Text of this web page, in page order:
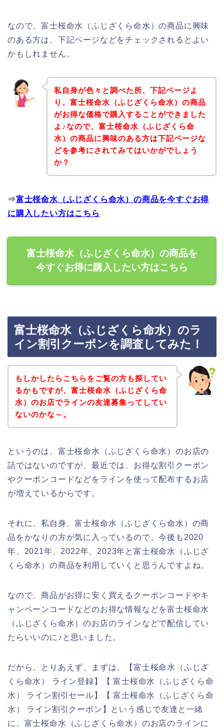
なので、富士桜命水（ふじざくら命水）の商品に興味
のある方は、下記ページなどをチェックされるとよい
かもしれません。
私自身が色々と調べた所、下記ページよ
り、富士桜命水（ふじざくら命水）の商品
がお得な価格で購入することができました
よ♪なので、富士桜命水（ふじざくら命
水）の商品に興味のある方は下記ページな
どを参考にされてみてはいかがでしょう
か？
⇒富士桜命水（ふじざくら命水）の商品を今すぐお得
に購入したい方はこちら
富士桜命水（ふじざくら命水）の商品を
今すぐお得に購入したい方はこちら
富士桜命水（ふじざくら命水）のラ
イン割引クーポンを調査してみた！
もしかしたらこちらをご覧の方も探してい
るかもですが、富士桜命水（ふじざくら命
水）のお店でラインの友達募集ってしてい
ないのかな～。
というのは、富士桜命水（ふじざくら命水）のお店の
話ではないのですが、最近では、お得な割引クーポン
やクーポンコードなどをラインを使って配布するお店
が増えているからです。
それに、私自身、富士桜命水（ふじざくら命水）の商
品をかなりの方が気に入っているので、今後も2020
年、2021年、2022年、2023年と富士桜命水（ふじざ
くら命水）の商品を利用していくと思うんですよね。
なので、商品がお得に安く買えるクーポンコードやキ
ャンペーンコードなどのお得な情報などを富士桜命水
（ふじざくら命水）のお店のラインなどで配信してい
たらいいのに♪と思いました。
だから、とりあえず、まずは、【富士桜命水（ふじざ
くら命水） ライン登録】【 富士桜命水（ふじざくら命
水） ライン割引セール】【 富士桜命水（ふじざくら命
水） ライン割引クーポン】という感じで友達と一緒
に、富士桜命水（ふじざくら命水）のお店のラインに